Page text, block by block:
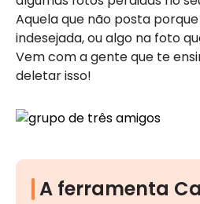
Aquela que não posta
indesejada, ou algo na foto
Vem com a gente que te
deletar isso!
A ferramenta